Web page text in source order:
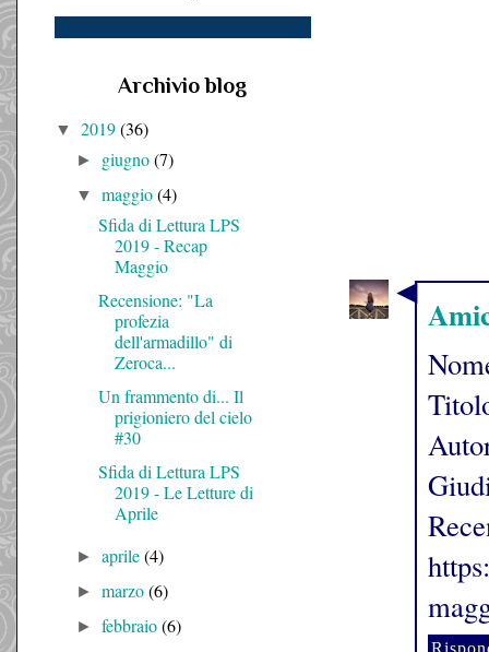
Archivio blog
▼ 2019(36)
► giugno(7)
▼maggio(4)
Sfida di Lettura LPS
2019 - Recap
Maggio
Recensione: "La
profezia
dell'armadillo" di
Zeroca...
Un frammento di... Il
prigioniero del cielo
#30
Sfida di Lettura LPS
2019 - Le Letture di
Aprile
►aprile(4)
►marzo(6)
►febbraio(6)